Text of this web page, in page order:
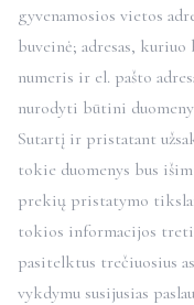
gyvenamosios vietos
buveinė; adresas,
numeris ir el. pašto
nurodyti būtini
Sutartį ir pristatant
tokie duomenys bus
prekių pristatymo
tokios informacijos
pasitelktus trečiuosius
vykdymu susijusias